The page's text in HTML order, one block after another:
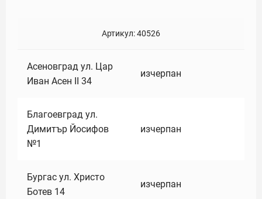
Артикул:40526
Асеновград ул. Цар
Иван Асен II 34
изчерпан
Благоевград ул.
Димитър Йосифов
№1
изчерпан
Бургас ул. Христо
Ботев 14
изчерпан